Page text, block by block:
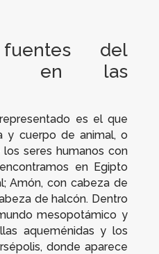
del
en las
es el que
y cuerpo de animal, o
seres humanos con
en Egipto
Amón, con cabeza de
de halcón. Dentro
mesopotámico y
aqueménidas y los
donde aparece